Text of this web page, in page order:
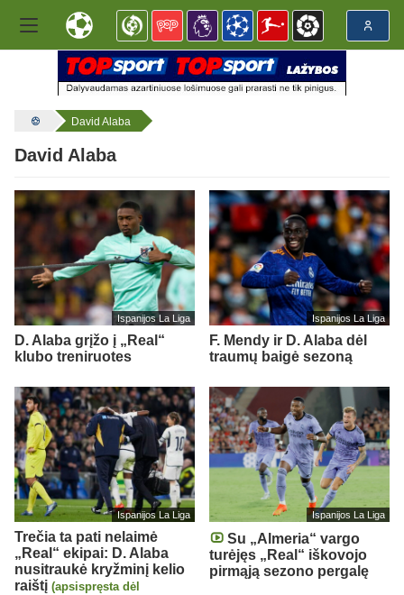
David Alaba
David Alaba
Ispanijos La Liga
D. Alaba grįžo į „Real“
klubo treniruotes
Ispanijos La Liga
F. Mendy ir D. Alaba dėl
traumų baigė sezoną
Ispanijos La Liga
Trečia ta pati nelaimė
„Real“ ekipai: D. Alaba
nusitraukė kryžminį kelio
raištį (apsispręsta dėl
Ispanijos La Liga
Su „Almeria“ vargo
turėjęs „Real“ iškovojo
pirmąją sezono pergalę